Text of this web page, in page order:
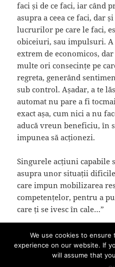
faci și de ce faci, iar când
asupra a ceea ce faci, dar
lucrurilor pe care le faci,
obiceiuri, sau impulsuri. A
extrem de economicos,
multe ori consecințe pe
regreta, generând
sub control. Așadar, a te
automat nu pare a fi
exact așa, cum nici a nu
aducă vreun beneficiu, în
impunea să acționezi.
Singurele acțiuni capabile
asupra unor situații
care impun mobilizarea
competențelor, pentru a
care ți se ivesc în cale…”
Pasul 5. Concentrează-
We use cookies to
experience on our website. If
will assume that